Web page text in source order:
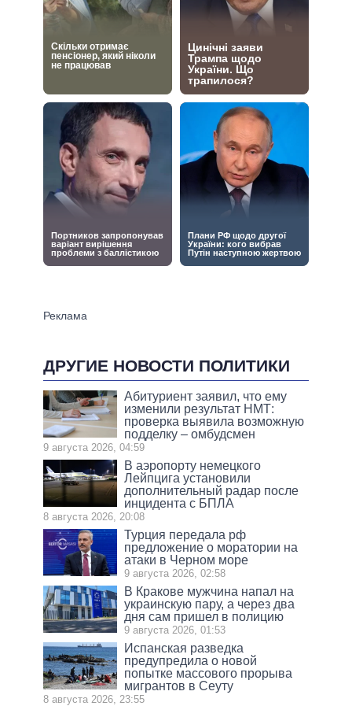
ДРУГИЕ НОВОСТИ ПОЛИТИКИ
Абитуриент заявил, что ему
изменили результат НМТ:
проверка выявила возможную
подделку – омбудсмен
9 августа 2026, 04:59
В аэропорту немецкого
Лейпцига установили
дополнительный радар после
инцидента с БПЛА
8 августа 2026, 20:08
Турция передала рф
предложение о моратории на
атаки в Черном море
9 августа 2026, 02:58
В Кракове мужчина напал на
украинскую пару, а через два
дня сам пришел в полицию
9 августа 2026, 01:53
Испанская разведка
предупредила о новой
попытке массового прорыва
мигрантов в Сеуту
8 августа 2026, 23:55